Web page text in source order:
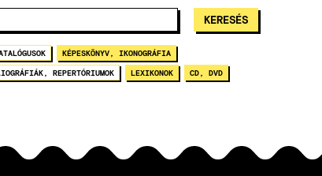
KÉPESKÖNYV, IKONOGRÁFIA
REPERTÓRIUMOK LEXIKONOK CD, DVD